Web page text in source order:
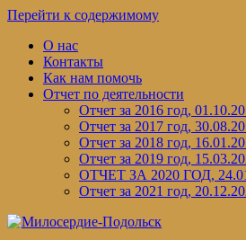
Перейти к содержимому
О нас
Контакты
Как нам помочь
Отчет по деятельности
Отчет за 2016 год,
Отчет за 2017 год,
Отчет за 2018 год,
Отчет за 2019 год,
ОТЧЕТ ЗА 2020 ГОД,
Отчет за 2021 год,